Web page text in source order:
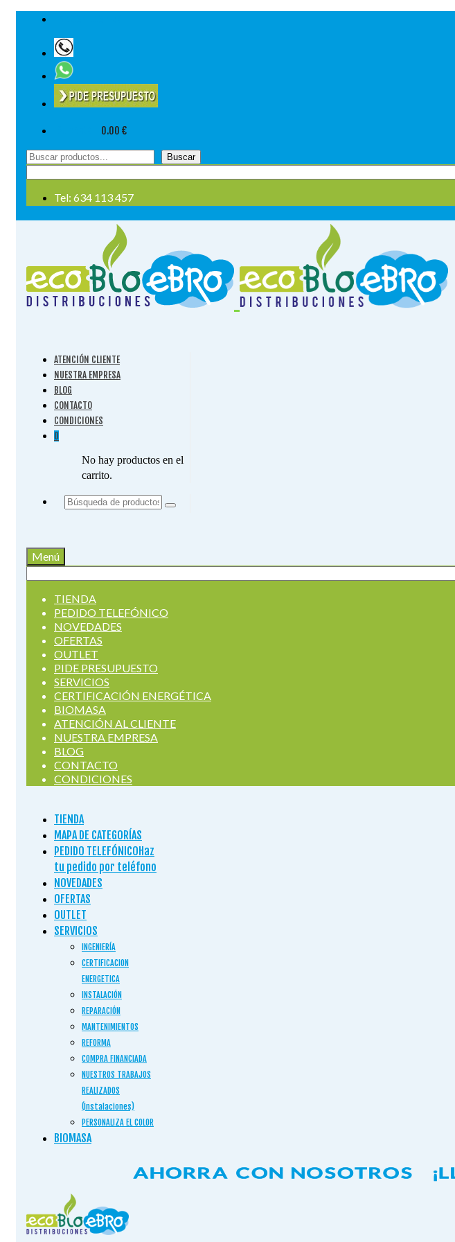
0.00 €
Buscar
Tel: 634 113 457
ATENCIÓN CLIENTE
NUESTRA EMPRESA
BLOG
CONTACTO
CONDICIONES
0
No hay productos en el
carrito.
Buscar
Menú
TIENDA
PEDIDO TELEFÓNICO
NOVEDADES
OFERTAS
OUTLET
PIDE PRESUPUESTO
SERVICIOS
CERTIFICACIÓN ENERGÉTICA
BIOMASA
ATENCIÓN AL CLIENTE
NUESTRA EMPRESA
BLOG
CONTACTO
CONDICIONES
TIENDA
MAPA DE CATEGORÍAS
PEDIDO TELEFÓNICO Haz
tu pedido por teléfono
NOVEDADES
OFERTAS
OUTLET
SERVICIOS
INGENIERÍA
CERTIFICACION
ENERGETICA
INSTALACIÓN
REPARACIÓN
MANTENIMIENTOS
REFORMA
COMPRA FINANCIADA
NUESTROS TRABAJOS
REALIZADOS
(Instalaciones)
PERSONALIZA EL COLOR
BIOMASA